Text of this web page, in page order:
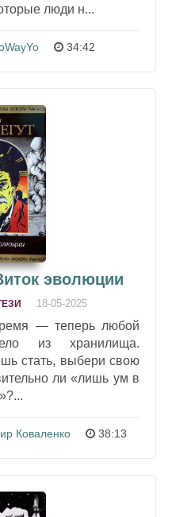
люди н...
34:42
эволюции
18-05-2025
— теперь любой
из хранилища.
стать, выбери свою
ли «лишь ум в
Коваленко 38:13